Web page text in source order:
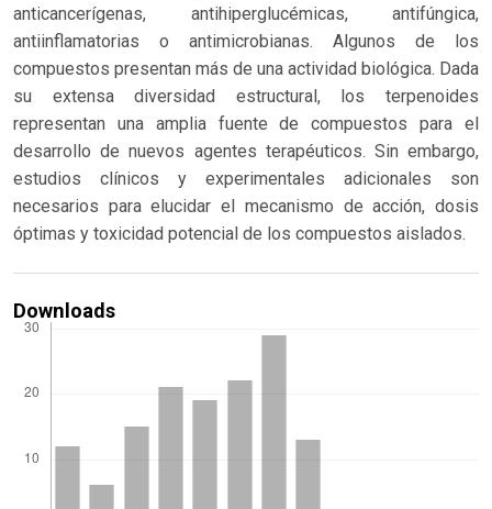
anticancerígenas, antihiperglucémicas, antifúngica,
antiinflamatorias o antimicrobianas. Algunos de los
compuestos presentan más de una actividad biológica. Dada
su extensa diversidad estructural, los terpenoides
representan una amplia fuente de compuestos para el
desarrollo de nuevos agentes terapéuticos. Sin embargo,
estudios clínicos y experimentales adicionales son
necesarios para elucidar el mecanismo de acción, dosis
óptimas y toxicidad potencial de los compuestos aislados.
Downloads